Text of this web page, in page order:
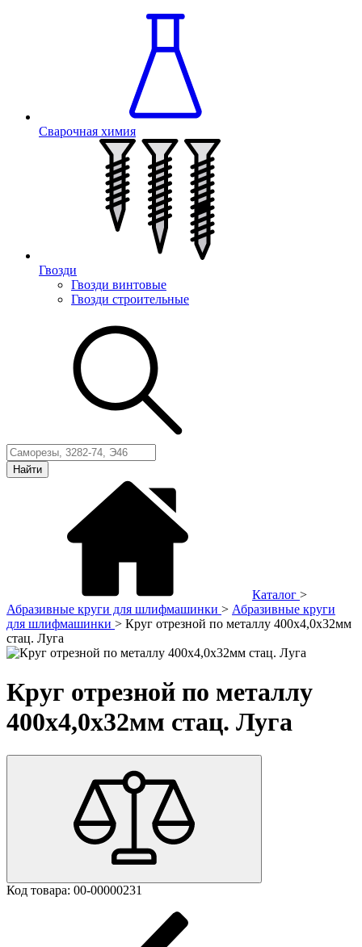
Сварочная химия
Гвозди
Гвозди винтовые
Гвозди строительные
Найти
Каталог >
Абразивные круги для шлифмашинки > Абразивные круги
для шлифмашинки > Круг отрезной по металлу 400х4,0х32мм
стац. Луга
Круг отрезной по металлу
400х4,0х32мм стац. Луга
Код товара: 00-00000231